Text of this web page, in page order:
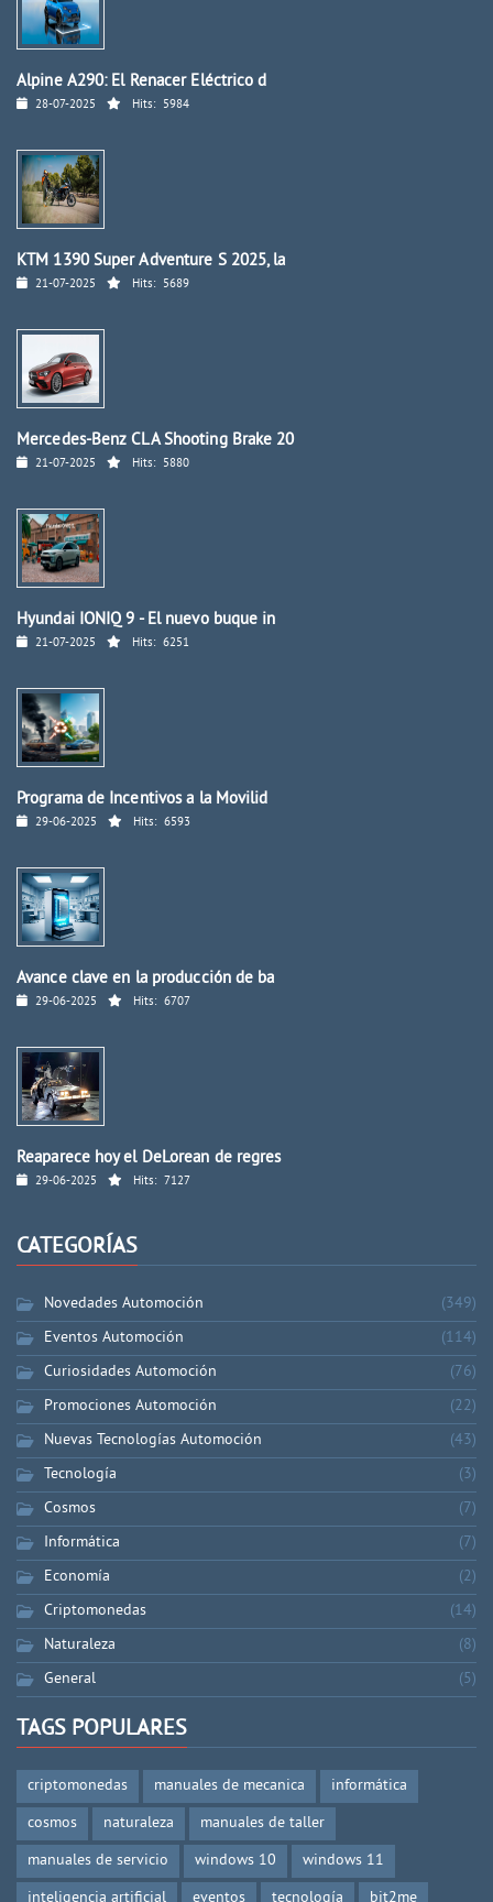
Alpine A290: El Renacer Eléctrico d
28-07-2025 Hits: 5984
KTM 1390 Super Adventure S 2025, la
21-07-2025 Hits: 5689
Mercedes-Benz CLA Shooting Brake 20
21-07-2025 Hits: 5880
Hyundai IONIQ 9 - El nuevo buque in
21-07-2025 Hits: 6251
Programa de Incentivos a la Movilid
29-06-2025 Hits: 6593
Avance clave en la producción de ba
29-06-2025 Hits: 6707
Reaparece hoy el DeLorean de regres
29-06-2025 Hits: 7127
CATEGORÍAS
Novedades Automoción
(349)
Eventos Automoción
(114)
Curiosidades Automoción
(76)
Promociones Automoción
(22)
Nuevas Tecnologías Automoción
(43)
Tecnología
(3)
Cosmos
(7)
Informática
(7)
Economía
(2)
Criptomonedas
(14)
Naturaleza
(8)
General
(5)
TAGS POPULARES
criptomonedas manuales de mecanica
informática
cosmos
naturaleza
manuales de taller
manuales de servicio
windows 10
windows 11